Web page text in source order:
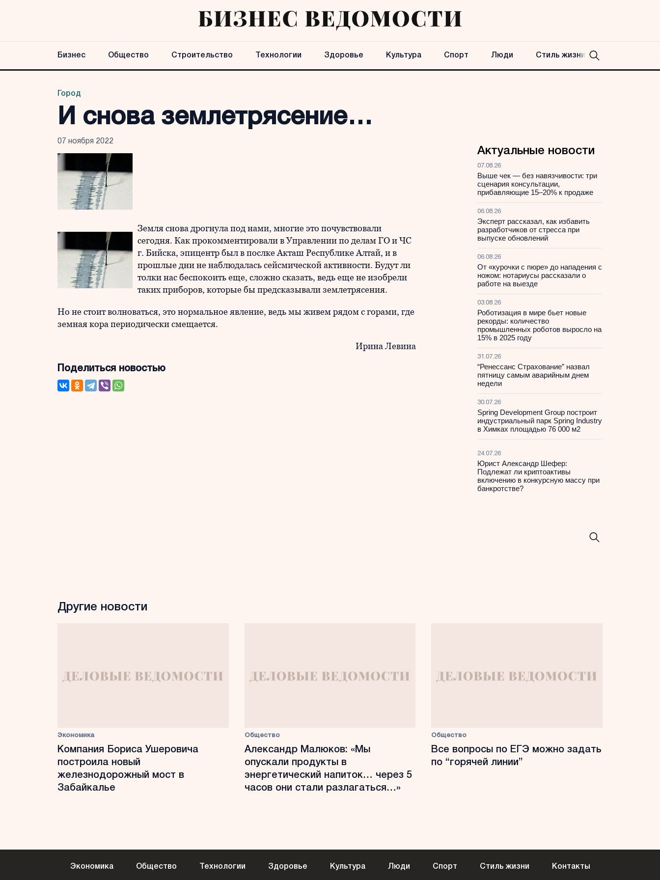
Бизнес Общество Строительство Технологии Здоровье Культура Спорт Люди Стиль жизни
Город
И снова землетрясение…
07 ноября 2022
Земля снова дрогнула под нами, многие это почувствовали
сегодня. Как прокомментировали в Управлении по делам ГО и ЧС
г. Бийска, эпицентр был в послке Акташ Республике Алтай, и в
прошлые дни не наблюдалась сейсмической активности. Будут ли
толки нас беспокоить еще, сложно сказать, ведь еще не изобрели
таких приборов, которые бы предсказывали землетрясения.
Но не стоит волноваться, это нормальное явление, ведь мы живем рядом с горами, где
земная кора периодически смещается.
Ирина Левина
Поделиться новостью
Актуальные новости
07.08.26
Выше чек — без навязчивости: три
сценария консультации,
прибавляющие 15–20% к продаже
06.08.26
Эксперт рассказал, как избавить
разработчиков от стресса при
выпуске обновлений
06.08.26
От «курочки с пюре» до нападения с
ножом: нотариусы рассказали о
работе на выезде
03.08.26
Роботизация в мире бьет новые
рекорды: количество
промышленных роботов выросло на
15% в 2025 году
31.07.26
“Ренессанс Страхование” назвал
пятницу самым аварийным днем
недели
30.07.26
Spring Development Group построит
индустриальный парк Spring Industry
в Химках площадью 76 000 м2
24.07.26
Юрист Александр Шефер:
Подлежат ли криптоактивы
включению в конкурсную массу при
банкротстве?
Другие новости
Экономика
Компания Бориса Ушеровича
построила новый
железнодорожный мост в
Забайкалье
Общество
Александр Малюков: «Мы
опускали продукты в
энергетический напиток… через 5
часов они стали разлагаться…»
Общество
Все вопросы по ЕГЭ можно задать
по “горячей линии”
Экономика Общество Технологии Здоровье Культура Люди Спорт Стиль жизни Контакты